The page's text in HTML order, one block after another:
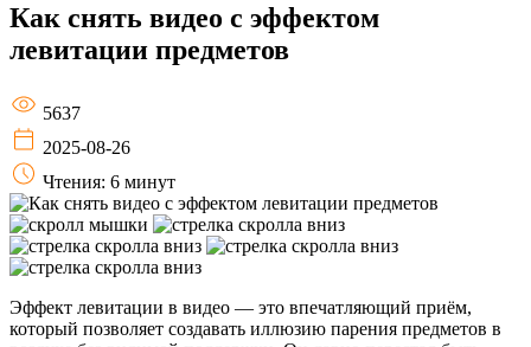
Как снять видео с эффектом
левитации предметов
5637
2025-08-26
Чтения: 6 минут
Эффект левитации в видео — это впечатляющий приём,
который позволяет создавать иллюзию парения предметов в